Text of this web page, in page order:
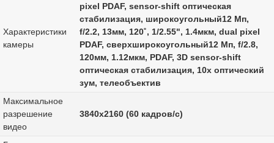
Характеристики
камеры
pixel PDAF, sensor-shift оптическая
стабилизация, широкоугольный12 Мп,
f/2.2, 13мм, 120˚, 1/2.55", 1.4мкм, dual pixel
PDAF, сверхширокоугольный12 Мп, f/2.8,
120мм, 1.12мкм, PDAF, 3D sensor‑shift
оптическая стабилизация, 10x оптический
зум, телеобъектив
Максимальное
разрешение
видео
3840x2160 (60 кадров/с)